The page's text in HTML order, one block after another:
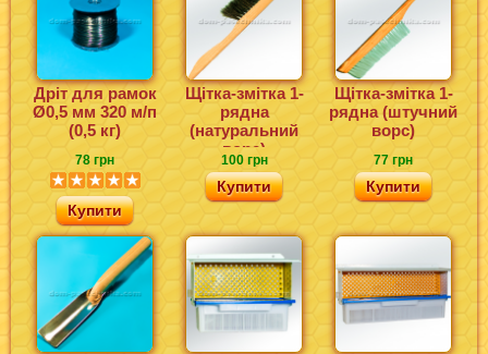
Дріт для рамок
Ø0,5 мм 320 м/п
(0,5 кг)
78 грн
Купити
Щітка-змітка 1-
рядна
(натуральний
ворс)
100 грн
Купити
Щітка-змітка 1-
рядна (штучний
ворс)
77 грн
Купити